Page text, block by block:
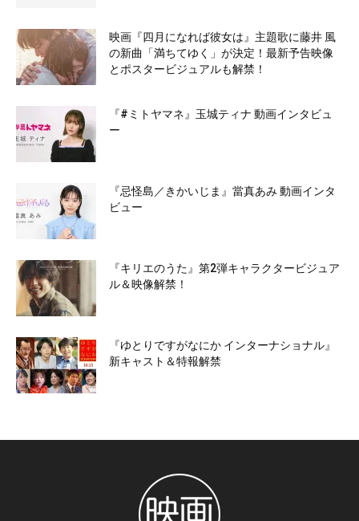
映画『四月になれば彼女は』主題歌に藤井 風
の新曲「満ちてゆく」が決定！最新予告映像
とポスタービジュアルも解禁！
『#ミトヤマネ』玉城ティナ 動画インタビュ
ー
『忌怪島／きかいじま』當真あみ 動画インタ
ビュー
『キリエのうた』第2弾キャラクタービジュア
ル＆映像解禁！
『ゆとりですがなにか インターナショナル』
新キャスト＆特報解禁